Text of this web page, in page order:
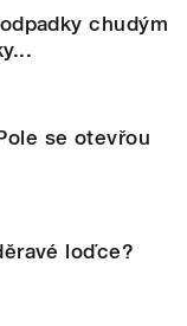
chudým
se otevřou
loďce?